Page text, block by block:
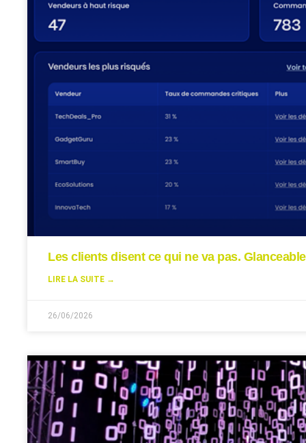
Les clients disent ce qui ne va pas.
LIRE LA SUITE →
26/06/2026